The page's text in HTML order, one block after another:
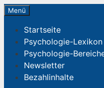
Zum
springen
Menü
Startseite
Psychologie-Lexikon
Psychologie-
Newsletter
Bezahlinhalte